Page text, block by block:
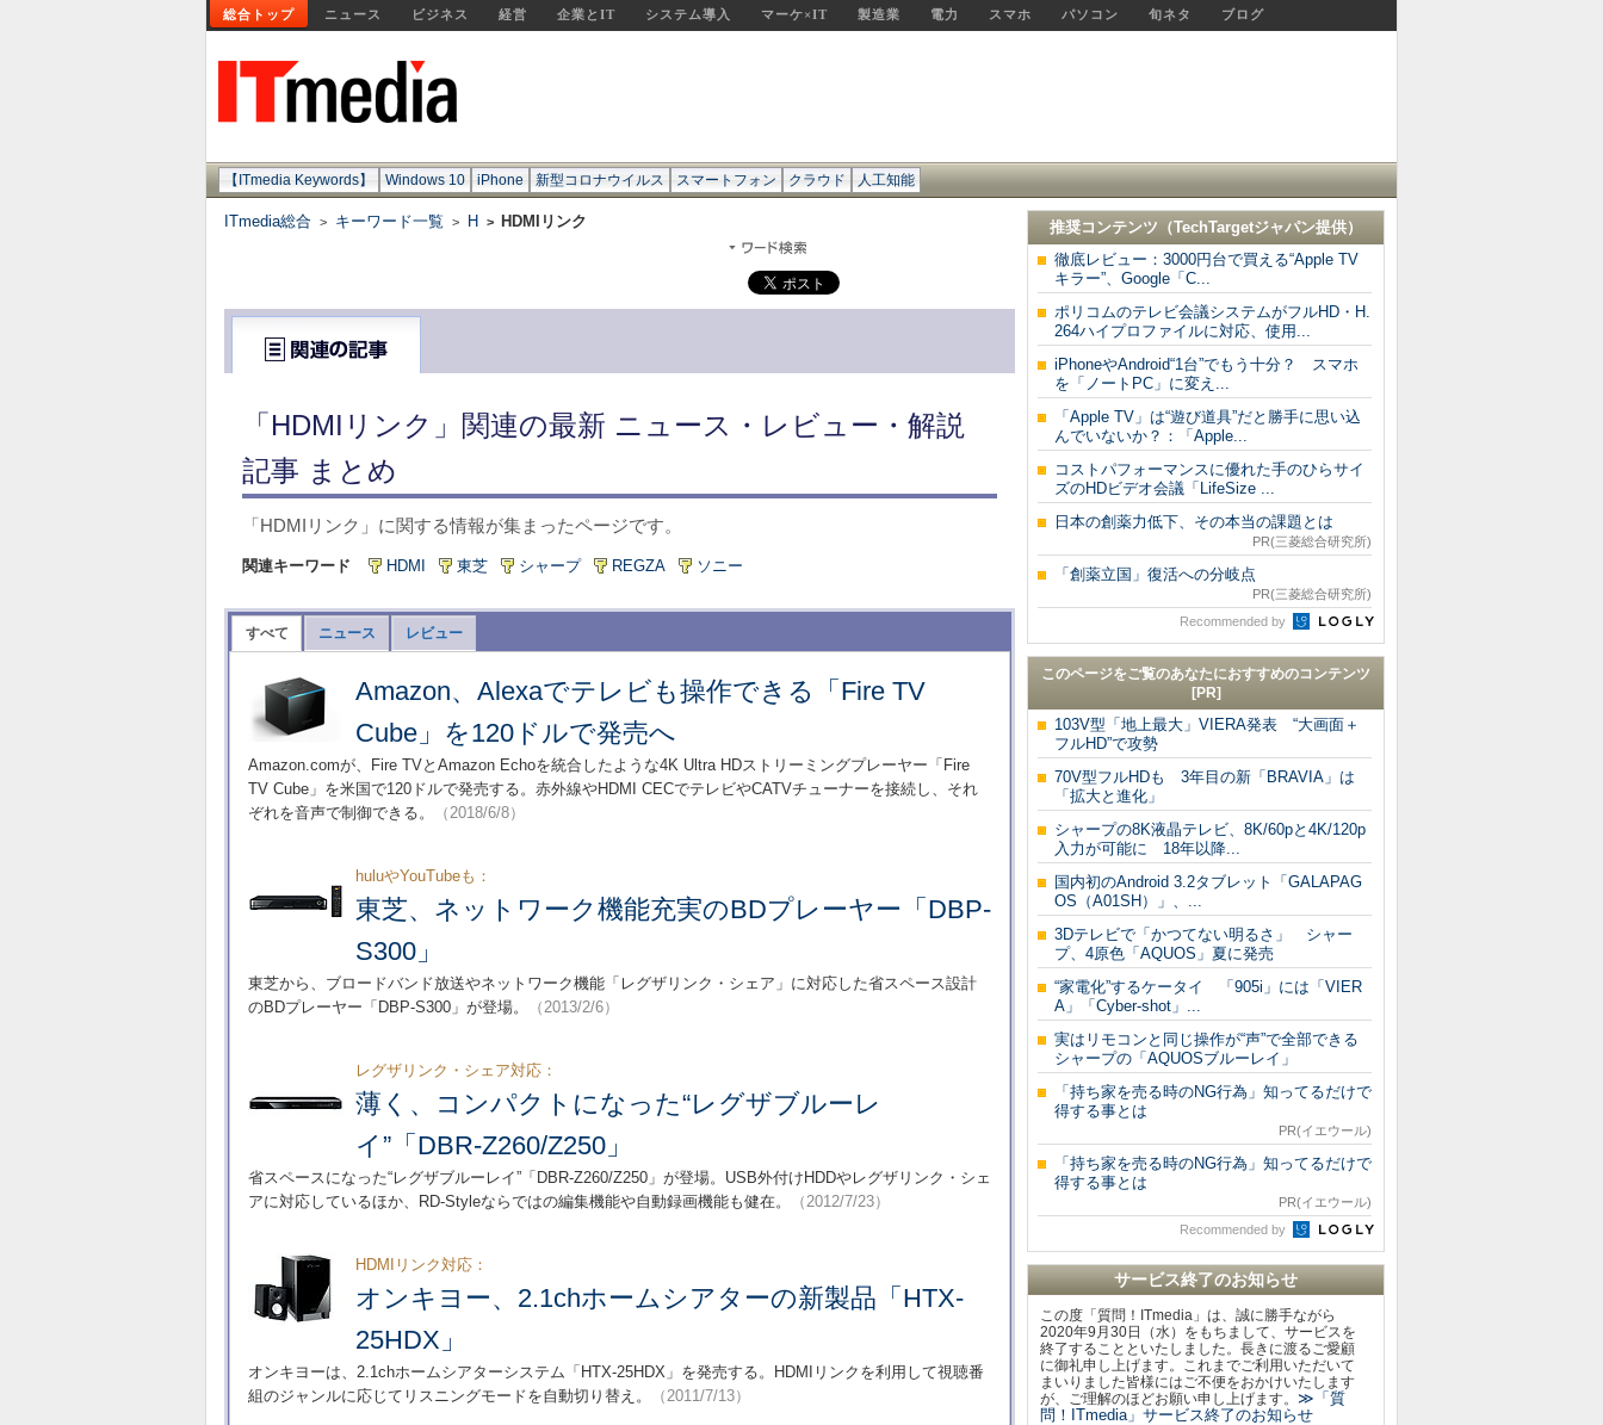
総合トップ ニュース ビジネス 経営 企業とIT システム導入 マーケ×IT 製造業 電力 スマホ パソコン 旬ネタ ブログ
【ITmedia Keywords】 Windows 10 iPhone 新型コロナウイルス スマートフォン クラウド 人工知能
ITmedia総合 > キーワード一覧 > H > HDMIリンク
「HDMIリンク」関連の最新 ニュース・レビュー・解説
記事 まとめ
「HDMIリンク」に関する情報が集まったページです。
関連キーワード HDMI 東芝 シャープ REGZA ソニー
すべて ニュース レビュー
Amazon、Alexaでテレビも操作できる「Fire TV
Cube」を120ドルで発売へ
Amazon.comが、Fire TVとAmazon Echoを統合したような4K Ultra HDストリーミングプレーヤー「Fire
TV Cube」を米国で120ドルで発売する。赤外線やHDMI CECでテレビやCATVチューナーを接続し、それ
ぞれを音声で制御できる。
（2018/6/8）
huluやYouTubeも：
東芝、ネットワーク機能充実のBDプレーヤー「DBP-
S300」
東芝から、ブロードバンド放送やネットワーク機能「レグザリンク・シェア」に対応した省スペース設計
のBDプレーヤー「DBP-S300」が登場。
（2013/2/6）
レグザリンク・シェア対応：
薄く、コンパクトになった“レグザブルーレ
イ”「DBR-Z260/Z250」
省スペースになった“レグザブルーレイ”「DBR-Z260/Z250」が登場。USB外付けHDDやレグザリンク・シェ
アに対応しているほか、RD-Styleならではの編集機能や自動録画機能も健在。
（2012/7/23）
HDMIリンク対応：
オンキヨー、2.1chホームシアターの新製品「HTX-
25HDX」
オンキヨーは、2.1chホームシアターシステム「HTX-25HDX」を発売する。HDMIリンクを利用して視聴番
組のジャンルに応じてリスニングモードを自動切り替え。
（2011/7/13）
推奨コンテンツ（TechTargetジャパン提供）
徹底レビュー：3000円台で買える“Apple TV
キラー”、Google「C...
ポリコムのテレビ会議システムがフルHD・H.
264ハイプロファイルに対応、使用...
iPhoneやAndroid“1台”でもう十分？ スマホ
を「ノートPC」に変え...
「Apple TV」は“遊び道具”だと勝手に思い込
んでいないか？：「Apple...
コストパフォーマンスに優れた手のひらサイ
ズのHDビデオ会議「LifeSize ...
日本の創薬力低下、その本当の課題とは
PR(三菱総合研究所)
「創薬立国」復活への分岐点
PR(三菱総合研究所)
Recommended by
このページをご覧のあなたにおすすめのコンテンツ
[PR]
103V型「地上最大」VIERA発表 “大画面＋
フルHD”で攻勢
70V型フルHDも 3年目の新「BRAVIA」は
「拡大と進化」
シャープの8K液晶テレビ、8K/60pと4K/120p
入力が可能に 18年以降...
国内初のAndroid 3.2タブレット「GALAPAG
OS（A01SH）」、...
3Dテレビで「かつてない明るさ」 シャー
プ、4原色「AQUOS」夏に発売
“家電化”するケータイ 「905i」には「VIER
A」「Cyber-shot」...
実はリモコンと同じ操作が“声”で全部できる
シャープの「AQUOSブルーレイ」
「持ち家を売る時のNG行為」知ってるだけで
得する事とは
PR(イエウール)
「持ち家を売る時のNG行為」知ってるだけで
得する事とは
PR(イエウール)
Recommended by
サービス終了のお知らせ
この度「質問！ITmedia」は、誠に勝手ながら
2020年9月30日（水）をもちまして、サービスを
終了することといたしました。長きに渡るご愛顧
に御礼申し上げます。これまでご利用いただいて
まいりました皆様にはご不便をおかけいたします
が、ご理解のほどお願い申し上げます。 ≫「質
問！ITmedia」サービス終了のお知らせ